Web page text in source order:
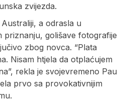
zvijezda.
a odrasla u
priznanju, golišave fotografije
zbog novca. “Plata
Nisam htjela da otplaćujem
rekla je svojevremeno Pau
prvo sa provokativnijim